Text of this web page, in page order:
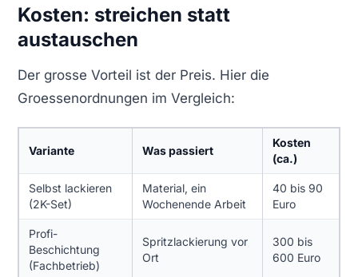
Kosten: streichen statt
austauschen
Der grosse Vorteil ist der Preis. Hier die
Groessenordnungen im Vergleich:
Variante Was passiert
Kosten
(ca.)
Selbst lackieren
(2K-Set)
Material, ein
Wochenende Arbeit
40 bis 90
Euro
Profi-
Beschichtung
(Fachbetrieb)
Spritzlackierung vor
Ort
300 bis
600 Euro